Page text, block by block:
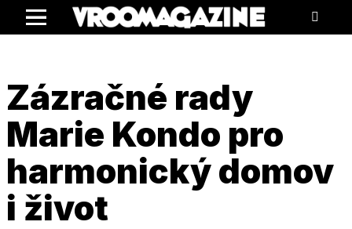
Menu
Zázračné rady
Marie Kondo pro
harmonický domov
i život